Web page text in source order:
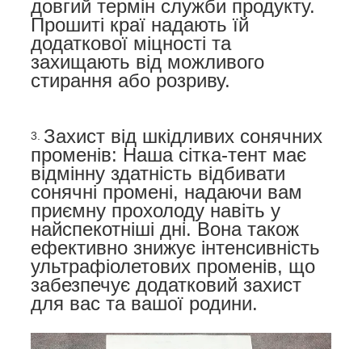
довгий термін служби продукту.
Прошиті краї надають їй
додаткової міцності та
захищають від можливого
стирання або розриву.
Захист від шкідливих сонячних
променів: Наша сітка-тент має
відмінну здатність відбивати
сонячні промені, надаючи вам
приємну прохолоду навіть у
найспекотніші дні. Вона також
ефективно знижує інтенсивність
ультрафіолетових променів, що
забезпечує додатковий захист
для вас та вашої родини.